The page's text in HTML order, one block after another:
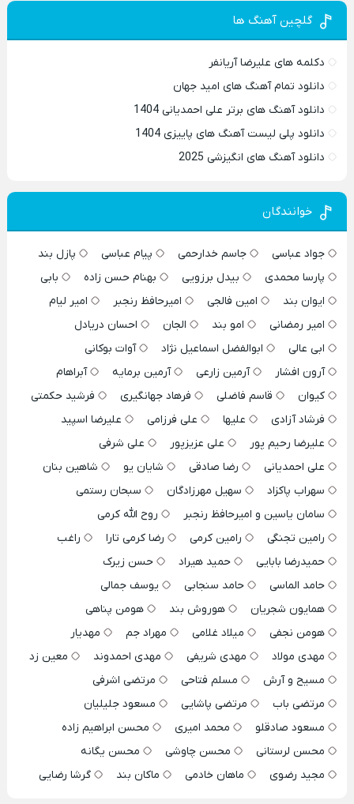
گلچین آهنگ ها
دکلمه های علیرضا آریانفر
دانلود تمام آهنگ های امید جهان
دانلود آهنگ های برتر علی احمدیانی 1404
دانلود پلی لیست آهنگ های پاییزی 1404
دانلود آهنگ های انگیزشی 2025
خوانندگان
جواد عباسی جاسم خدارحمی پیام عباسی
پازل بند
پارسا محمدی
بیدل برزویی بهنام حسن زاده
بابی
ایوان بند
امین فالجی امیرحافظ رنجبر
امیر لیام
امیر رمضانی
امو بند الجان
احسان دریادل
ابی عالی
ابوالفضل اسماعیل نژاد
آوات بوکانی
آرون افشار
آرمین زارعی آرمین برمایه
آبراهام
کیوان
قاسم فاضلی فرهاد جهانگیری
فرشید حکمتی
فرشاد آزادی
علیها علی فرزامی
علیرضا اسپید
علیرضا رحیم پور
علی عزیزپور
علی شرفی
علی احمدیانی
رضا صادقی شایان یو
شاهین بنان
سهراب پاکزاد
سهیل مهرزادگان
سبحان رستمی
سامان یاسین و امیرحافظ رنجبر
روح الله کرمی
رامین تجنگی
رامین کرمی رضا کرمی تارا
راغب
حمیدرضا بابایی
حمید هیراد
حسن زیرک
حامد الماسی
حامد سنجابی
یوسف جمالی
همایون شجریان
هوروش بند
هومن پناهی
هومن نجفی
میلاد غلامی مهراد جم
مهدیار
مهدی مولاد
مهدی شریفی مهدی احمدوند
معین زد
مسیح و آرش
مسلم فتاحی
مرتضی اشرفی
مرتضی باب
مرتضی پاشایی
مسعود جلیلیان
مسعود صادقلو
محمد امیری
محسن ابراهیم زاده
محسن لرستانی
محسن چاوشی
محسن یگانه
مجید رضوی
ماهان خادمی ماکان بند گرشا رضایی